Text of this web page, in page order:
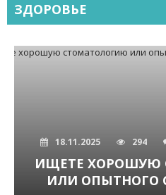
ЗДОРОВЬЕ
18.11.2025 294
ИЩЕТЕ ХОРОШУЮ
ИЛИ ОПЫТНОГО